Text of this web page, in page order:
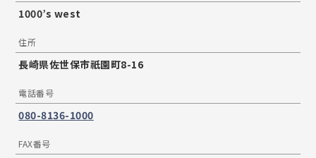
1000’s west
住所
長崎県佐世保市祇園町8-16
電話番号
080-8136-1000
FAX番号